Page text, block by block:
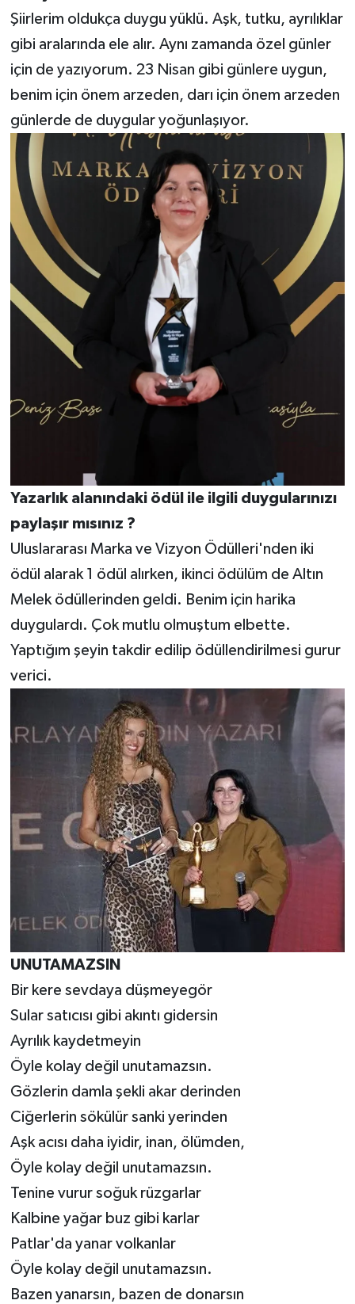
Şiirlerim oldukça duygu yüklü. Aşk, tutku, ayrılıklar
gibi aralarında ele alır. Aynı zamanda özel günler
için de yazıyorum. 23 Nisan gibi günlere uygun,
benim için önem arzeden, darı için önem arzeden
günlerde de duygular yoğunlaşıyor.
Yazarlık alanındaki ödül ile ilgili duygularınızı
paylaşır mısınız ?
Uluslararası Marka ve Vizyon Ödülleri'nden iki
ödül alarak 1 ödül alırken, ikinci ödülüm de Altın
Melek ödüllerinden geldi. Benim için harika
duygulardı. Çok mutlu olmuştum elbette.
Yaptığım şeyin takdir edilip ödüllendirilmesi gurur
verici.
UNUTAMAZSIN
Bir kere sevdaya düşmeyegör
Sular satıcısı gibi akıntı gidersin
Ayrılık kaydetmeyin
Öyle kolay değil unutamazsın.
Gözlerin damla şekli akar derinden
Ciğerlerin sökülür sanki yerinden
Aşk acısı daha iyidir, inan, ölümden,
Öyle kolay değil unutamazsın.
Tenine vurur soğuk rüzgarlar
Kalbine yağar buz gibi karlar
Patlar'da yanar volkanlar
Öyle kolay değil unutamazsın.
Bazen yanarsın, bazen de donarsın